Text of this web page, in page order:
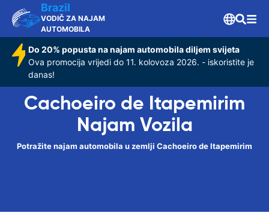
Brazil
VODIČ ZA NAJAM
AUTOMOBILA
Do 20% popusta na najam automobila diljem svijeta
Ova promocija vrijedi do 11. kolovoza 2026. - iskoristite je
danas!
Cachoeiro de Itapemirim
Najam Vozila
Potražite najam automobila u zemlji Cachoeiro de Itapemirim